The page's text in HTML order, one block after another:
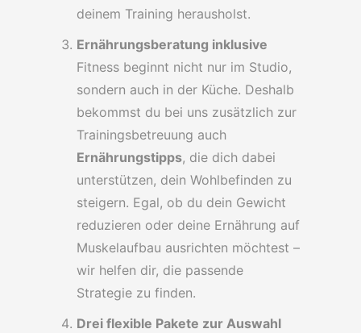
deinem Training herausholst.
Ernährungsberatung inklusive
Fitness beginnt nicht nur im Studio,
sondern auch in der Küche. Deshalb
bekommst du bei uns zusätzlich zur
Trainingsbetreuung auch
Ernährungstipps, die dich dabei
unterstützen, dein Wohlbefinden zu
steigern. Egal, ob du dein Gewicht
reduzieren oder deine Ernährung auf
Muskelaufbau ausrichten möchtest –
wir helfen dir, die passende
Strategie zu finden.
Drei flexible Pakete zur Auswahl